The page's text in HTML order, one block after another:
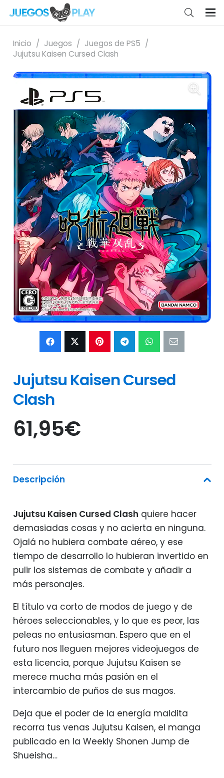
Inicio / Juegos / Juegos de PS5 /
Jujutsu Kaisen Cursed Clash
Jujutsu Kaisen Cursed
Clash
61,95€
Descripción
Jujutsu Kaisen Cursed Clash quiere hacer
demasiadas cosas y no acierta en ninguna.
Ojalá no hubiera combate aéreo, y ese
tiempo de desarrollo lo hubieran invertido en
pulir los sistemas de combate y añadir a
más personajes.
El título va corto de modos de juego y de
héroes seleccionables, y lo que es peor, las
peleas no entusiasman. Espero que en el
futuro nos lleguen mejores videojuegos de
esta licencia, porque Jujutsu Kaisen se
merece mucha más pasión en el
intercambio de puños de sus magos.
Deja que el poder de la energía maldita
recorra tus venas Jujutsu Kaisen, el manga
publicado en la Weekly Shonen Jump de
Shueisha…